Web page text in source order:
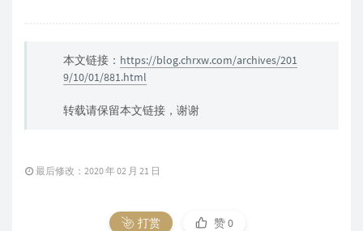
本文链接： https://blog.chrxw.com/archives/201
9/10/01/881.html
转载请保留本文链接，谢谢
最后修改：2020 年 02 月 21 日
打赏 赞0